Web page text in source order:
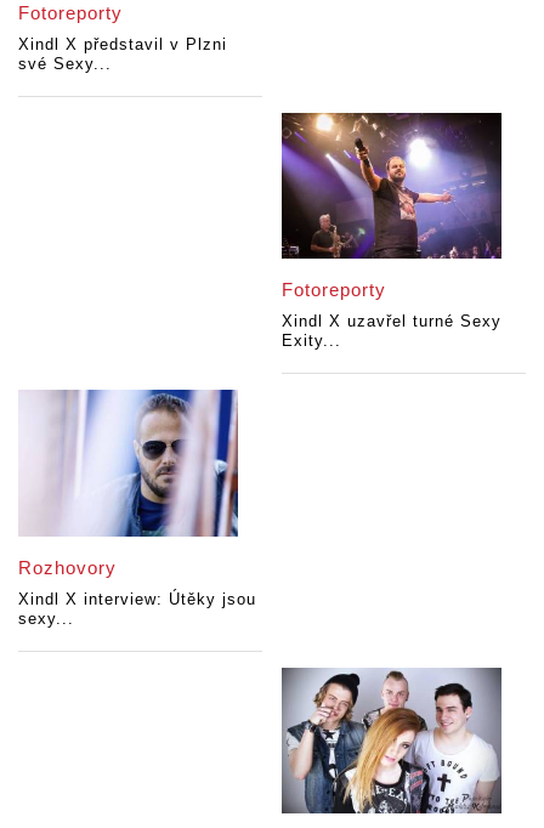
Fotoreporty
Xindl X představil v Plzni
své Sexy...
Fotoreporty
Xindl X uzavřel turné Sexy
Exity...
Rozhovory
Xindl X interview: Útěky jsou
sexy...